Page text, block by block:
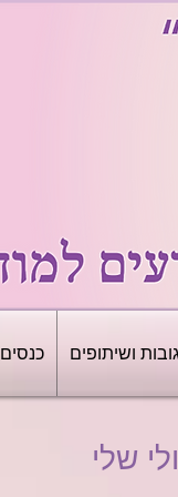
ושיתופים כנסים
שלי